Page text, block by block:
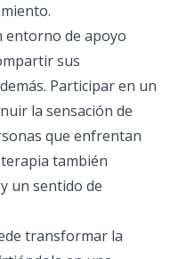
entorno de apoyo
sus
Participar en un
la sensación de
que enfrentan
también
un sentido de
transformar la